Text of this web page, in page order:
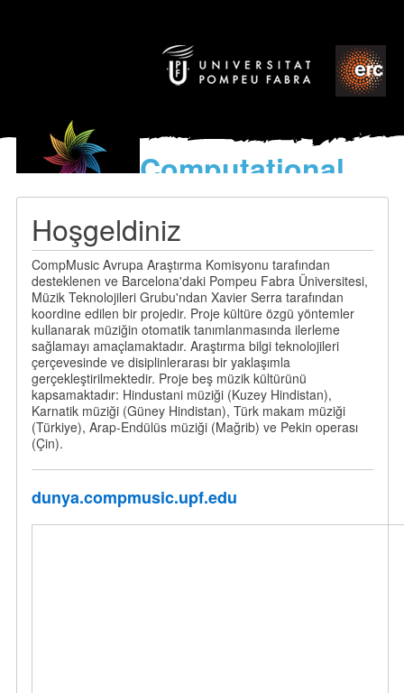
Computational
models
Hoşgeldiniz
CompMusic Avrupa Araştırma Komisyonu tarafından
desteklenen ve Barcelona'daki Pompeu Fabra Üniversitesi,
Müzik Teknolojileri Grubu'ndan Xavier Serra tarafından
koordine edilen bir projedir. Proje kültüre özgü yöntemler
kullanarak müziğin otomatik tanımlanmasında ilerleme
sağlamayı amaçlamaktadır. Araştırma bilgi teknolojileri
çerçevesinde ve disiplinlerarası bir yaklaşımla
gerçekleştirilmektedir. Proje beş müzik kültürünü
kapsamaktadır: Hindustani müziği (Kuzey Hindistan),
Karnatik müziği (Güney Hindistan), Türk makam müziği
(Türkiye), Arap-Endülüs müziği (Mağrib) ve Pekin operası
(Çin).
dunya.compmusic.upf.edu